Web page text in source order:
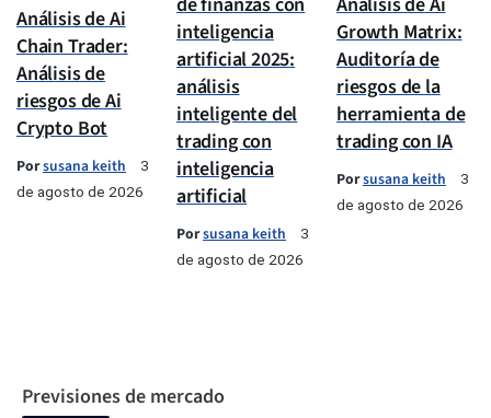
Análisis de Ai
Chain Trader:
Análisis de
riesgos de Ai
Crypto Bot
Porsusana keith
3
de agosto de 2026
inteligencia
artificial 2025:
análisis
inteligente del
trading con
inteligencia
artificial
Porsusana keith
3
de agosto de 2026
Growth Matrix:
Auditoría de
riesgos de la
herramienta de
trading con IA
Porsusana keith
3
de agosto de 2026
Previsiones de mercado